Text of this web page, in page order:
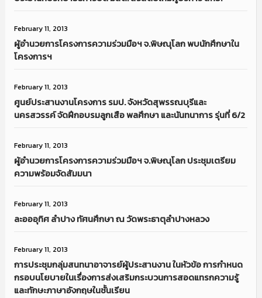
February 11, 2013
ผู้อำนวยการโครงการความร่วมมือฯ จ.พิษณุโลก พบนักศึกษาใน
โครงการฯ
February 11, 2013
ศูนย์ประสานงานโครงการ รมป. จังหวัดสุพรรณบุรีและ
นครสวรรค์ จัดฝึกอบรมลูกเสือ พลศึกษา และนันทนาการ รุ่นที่ 6/2
February 11, 2013
ผู้อำนวยการโครงการความร่วมมือฯ จ.พิษณุโลก ประชุมเตรียม
ความพร้อมจัดสัมมนา
February 11, 2013
ละอออุทิศ ลำปาง ทัศนศึกษา ณ วัดพระธาตุลำปางหลวง
February 11, 2013
การประชุมกลุ่มสนทนาอาจารย์ผู้ประสานงาน ในหัวข้อ การกำหนด
กรอบนโยบายในเรื่องการส่งเสริมกระบวนการสอดแทรกความรู้
และทักษะภาษาอังกฤษในชั้นเรียน